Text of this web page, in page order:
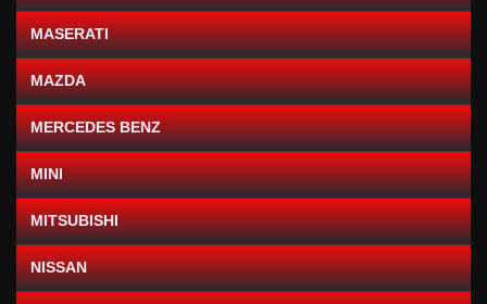
MASERATI
MAZDA
MERCEDES BENZ
MINI
MITSUBISHI
NISSAN